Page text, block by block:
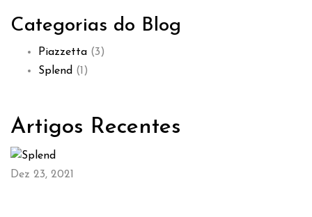
Categorias do Blog
Piazzetta (3)
Splend (1)
Artigos Recentes
Dez 23, 2021